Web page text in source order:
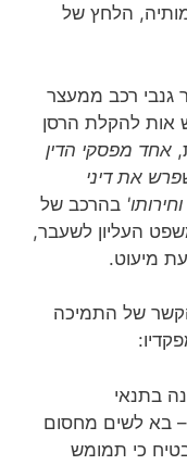
הלחץ של
גנבי רכב ממעצר
אות להקלת הרסן
אחד מפסקי הדין
את דיני
בהרכב של
העליון לשעבר,
מיעוט.
של התמיכה
בתנאי
– בא לשים מחסום
כי תמומש